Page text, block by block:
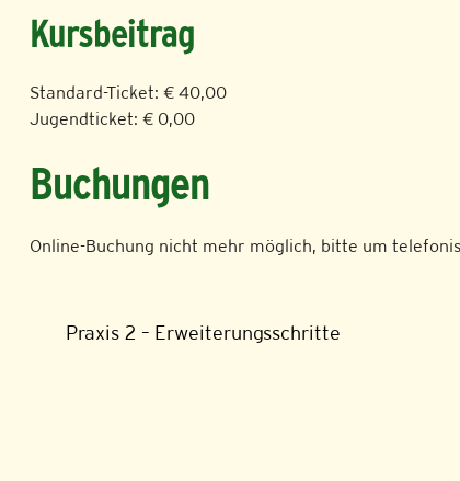
Kursbeitrag
Standard-Ticket: € 40,00
Jugendticket: € 0,00
Buchungen
Online-Buchung nicht mehr möglich, bitte um
Praxis 2 – Erweiterungsschritte